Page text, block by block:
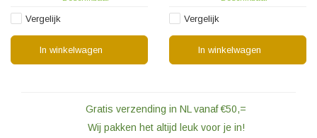
Vergelijk
In winkelwagen
Vergelijk
In winkelwagen
Gratis verzending in NL vanaf €50,=
Wij pakken het altijd leuk voor je in!